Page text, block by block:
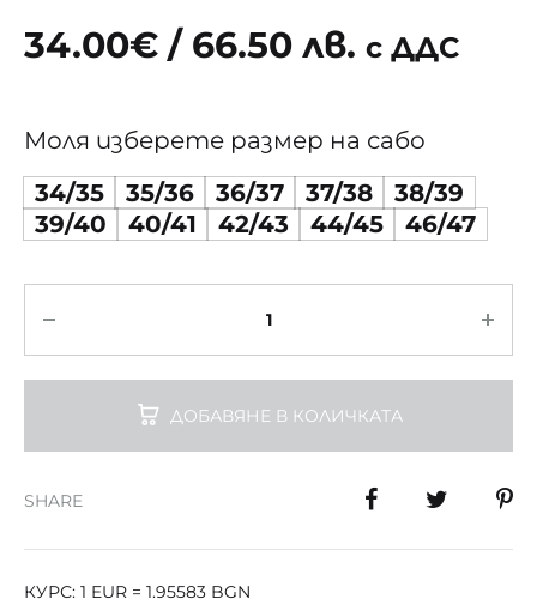
34.00€ / 66.50 лв. с ДДС
Моля изберете размер на сабо
34/35
35/36 36/37 37/38
38/39
39/40
40/41 42/43 44/45 46/47
ДОБАВЯНЕ В КОЛИЧКАТА
SHARE
КУРС: 1 EUR = 1.95583 BGN